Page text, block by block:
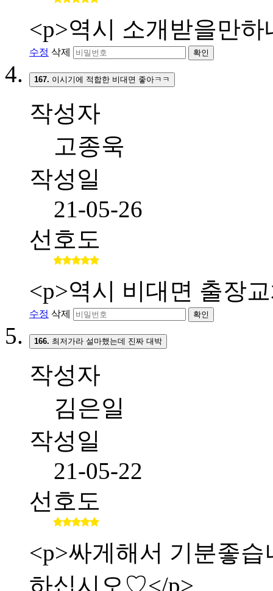
<p>역시 소개받을만하
수정 삭제 확인
167. 이시기에 적합한 비대면 좋아ㅋㅋ
작성자
고종욱
작성일
21-05-26
선호도
<p>역시 비대면 출장
수정 삭제 확인
166. 최저가라 설마했는데 진짜 대박
작성자
김은일
작성일
21-05-22
선호도
<p>싸게해서 기분좋습
하십시오♡</p>